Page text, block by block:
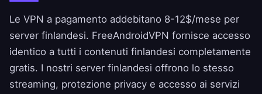
Le VPN a pagamento addebitano 8-12$/mese per
server finlandesi. FreeAndroidVPN fornisce accesso
identico a tutti i contenuti finlandesi completamente
gratis. I nostri server finlandesi offrono lo stesso
streaming, protezione privacy e accesso ai servizi